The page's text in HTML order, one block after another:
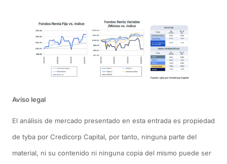
Aviso legal
El análisis de mercado presentado en esta entrada es propiedad
de tyba por Credicorp Capital, por tanto, ninguna parte del
material, ni su contenido ni ninguna copia del mismo puede ser